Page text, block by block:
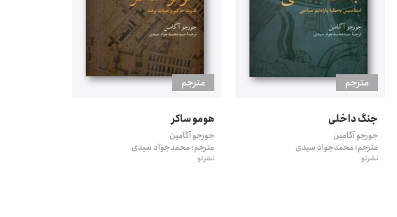
مترجم
جنگ داخلی
جورجو آگامبن
مترجم: محمدجواد سیدی
نشر نو
مترجم
هومو ساکر
جورجو آگامبن
مترجم: محمدجواد سیدی
نشر نو